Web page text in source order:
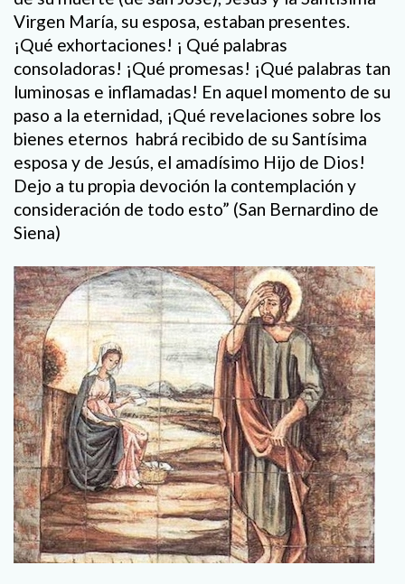
Virgen María, su esposa, estaban presentes.
¡Qué exhortaciones! ¡ Qué palabras
consoladoras! ¡Qué promesas! ¡Qué palabras tan
luminosas e inflamadas! En aquel momento de su
paso a la eternidad, ¡Qué revelaciones sobre los
bienes eternos habrá recibido de su Santísima
esposa y de Jesús, el amadísimo Hijo de Dios!
Dejo a tu propia devoción la contemplación y
consideración de todo esto” (San Bernardino de
Siena)